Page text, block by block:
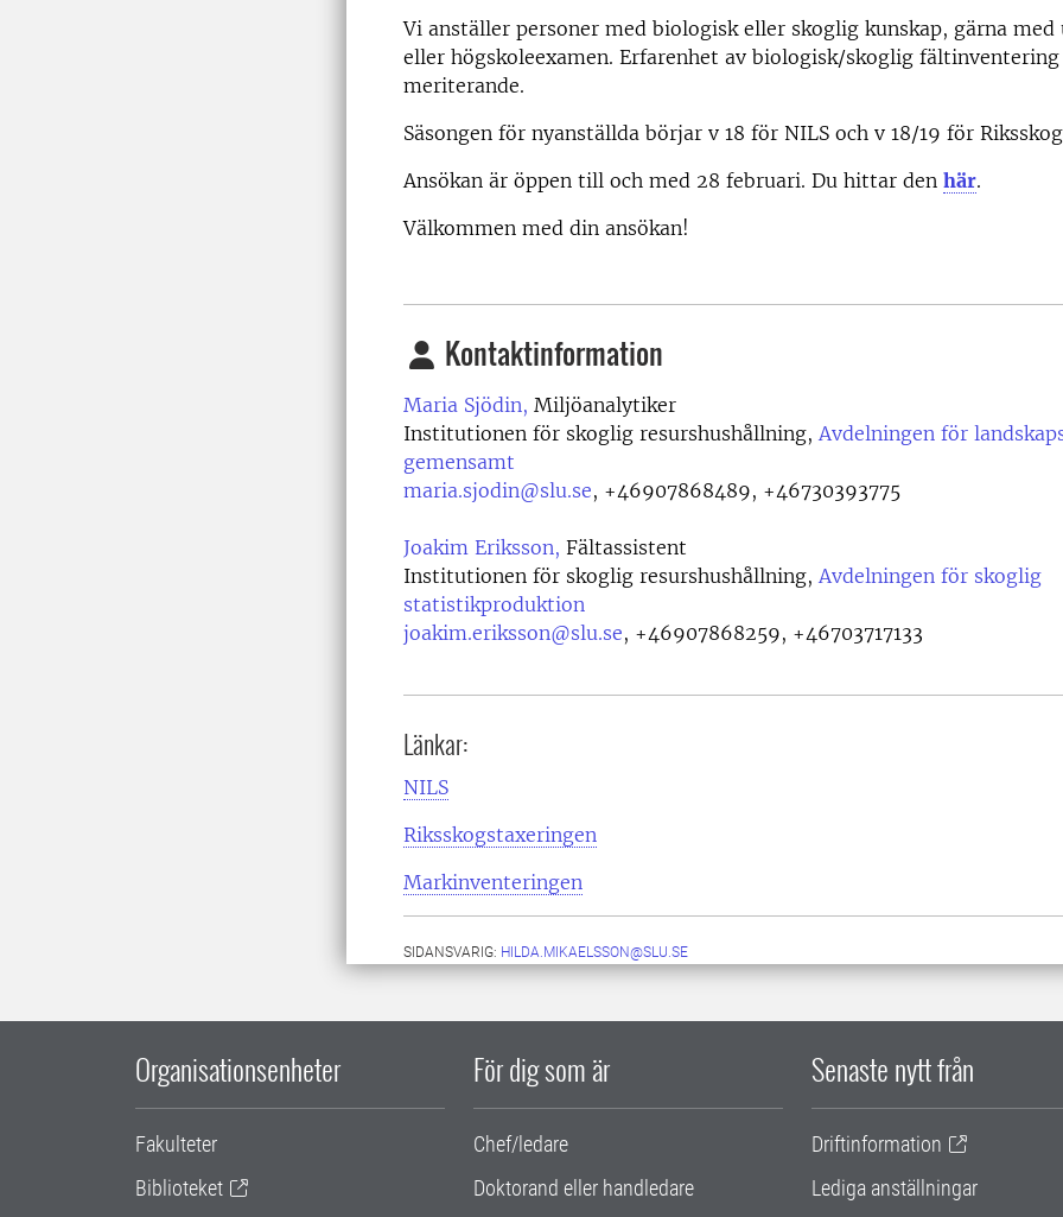
Vi anställer personer med biologisk eller skoglig kunskap, gärna
eller högskoleexamen. Erfarenhet av biologisk/skoglig
meriterande.
Säsongen för nyanställda börjar v 18 för NILS och v 18/19 för
Ansökan är öppen till och med 28 februari. Du hittar den här.
Välkommen med din ansökan!
Kontaktinformation
Maria Sjödin, Miljöanalytiker
Institutionen för skoglig resurshushållning, Avdelningen för
gemensamt
maria.sjodin@slu.se, +46907868489, +46730393775
Joakim Eriksson, Fältassistent
Institutionen för skoglig resurshushållning, Avdelningen för skoglig
statistikproduktion
joakim.eriksson@slu.se, +46907868259, +46703717133
Länkar:
NILS
Riksskogstaxeringen
Markinventeringen
SIDANSVARIG: HILDA.MIKAELSSON@SLU.SE
Organisationsenheter
Fakulteter
Biblioteket
För dig som är
Chef/ledare
Doktorand eller handledare
Senaste nytt från
Driftinformation
Lediga anställningar